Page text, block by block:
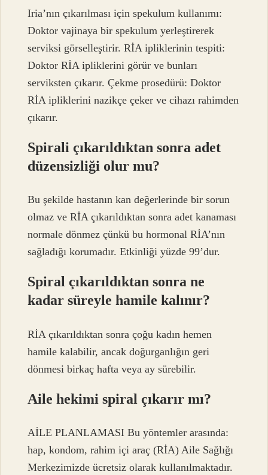
Iria’nın çıkarılması için spekulum kullanımı:
Doktor vajinaya bir spekulum yerleştirerek
serviksi görselleştirir. RİA ipliklerinin tespiti:
Doktor RİA ipliklerini görür ve bunları
serviksten çıkarır. Çekme prosedürü: Doktor
RİA ipliklerini nazikçe çeker ve cihazı rahimden
çıkarır.
Spirali çıkarıldıktan sonra adet
düzensizliği olur mu?
Bu şekilde hastanın kan değerlerinde bir sorun
olmaz ve RİA çıkarıldıktan sonra adet kanaması
normale dönmez çünkü bu hormonal RİA’nın
sağladığı korumadır. Etkinliği yüzde 99’dur.
Spiral çıkarıldıktan sonra ne
kadar süreyle hamile kalınır?
RİA çıkarıldıktan sonra çoğu kadın hemen
hamile kalabilir, ancak doğurganlığın geri
dönmesi birkaç hafta veya ay sürebilir.
Aile hekimi spiral çıkarır mı?
AİLE PLANLAMASI Bu yöntemler arasında:
hap, kondom, rahim içi araç (RİA) Aile Sağlığı
Merkezimizde ücretsiz olarak kullanılmaktadır.